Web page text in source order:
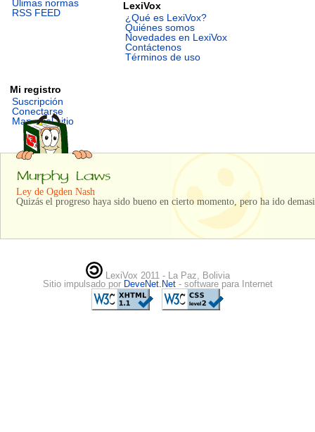
Úlimas normas
RSS FEED
LexiVox
¿Qué es LexiVox?
Quiénes somos
Novedades en LexiVox
Contáctenos
Términos de uso
Mi registro
Suscripción
Conectarse
Mapa del sitio
Ley de Ogden Nash
Quizás el progreso haya sido bueno en cierto momento, pero ha ido
LexiVox 2011 - La Paz, Bolivia
Sitio impulsado por DeveNet.Net - software para Internet